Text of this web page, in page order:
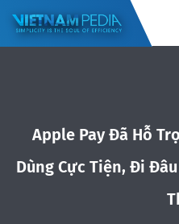
Apple Pay Đã Hỗ
Dùng Cực Tiện, Đi